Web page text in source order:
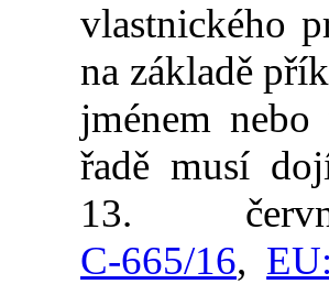
vlastnického
na základě
jménem
řadě musí
13.
C‑665/16,